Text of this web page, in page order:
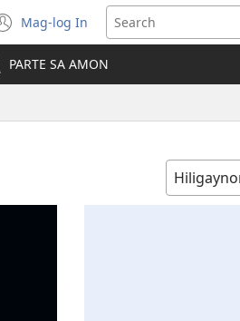
Mag-log In
(opens
new
window)
PARTE SA AMON